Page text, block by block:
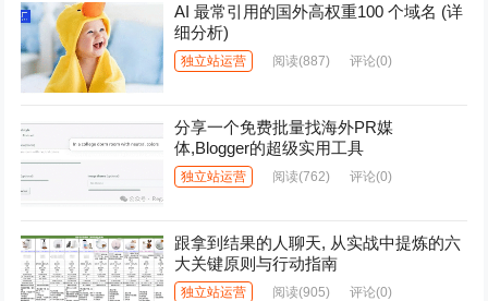
AI 最常引用的国外高权重100 个域名 (详
细分析)
独立站运营 阅读(887) 评论(0)
分享一个免费批量找海外PR媒
体,Blogger的超级实用工具
独立站运营 阅读(762) 评论(0)
跟拿到结果的人聊天, 从实战中提炼的六
大关键原则与行动指南
独立站运营 阅读(905) 评论(0)